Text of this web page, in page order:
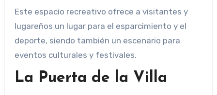
Este espacio recreativo ofrece a visitantes y
lugareños un lugar para el esparcimiento y el
deporte, siendo también un escenario para
eventos culturales y festivales.
La Puerta de la Villa